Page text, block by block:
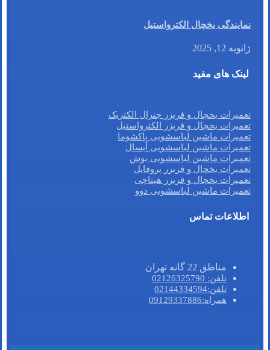
نمایندگی یخچال الکترواستیل
ژانویه 12, 2025
لینک های مفید
تعمیرات یخچال و فریزر جنرال الکتریک
تعمیرات یخچال و فریزر الکترواستیل
تعمیرات ماشین لباسشویی پاکشوما
تعمیرات ماشین لباسشویی آبسال
تعمیرات ماشین لباسشویی بوش
تعمیرات یخچال و فریزر پروفایل
تعمیرات یخچال و فریزر هیتاچی
تعمیرات ماشین لباسشویی دوو
اطلاعات تماس
مناطق 22 گانه تهران
تلفن: 02126325790
تلفن:02144334594
همراه:09129337886